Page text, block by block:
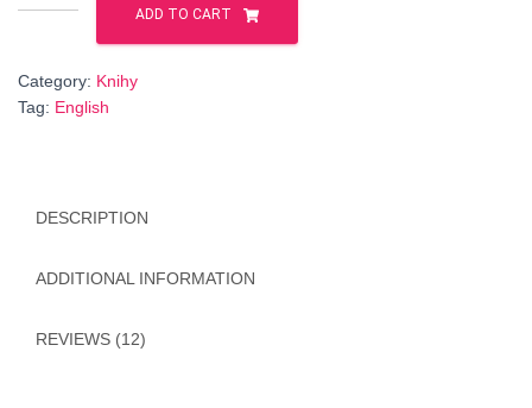
rody
duší
quantity
ADD TO CART
Category: Knihy
Tag: English
DESCRIPTION
ADDITIONAL INFORMATION
REVIEWS (12)